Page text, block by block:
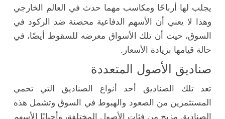
يجلب لها أرباحًا ومكاسب مهما حدث في العالم الخارجي
وهذا لا يعني أن الأسهم الدفاعية محصنة ضد الركود في
السوق، حيث أن تلك الأسواق معرضه للسقوط أيضًا، في
حالة قيامها بزيادة الأسعار.
صناديق الأصول المتعددة
تعد تلك الصناديق أحد أنواع الصناديق التي تحمي
المستثمرين من الصعود والهبوط في السوق وتشمل هذه
الصناديق مزيج من فئات الأصول المختلفة، وأحيانًا الأسهم